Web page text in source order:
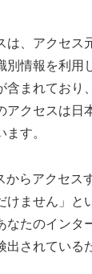
は、アクセス
別情報を利用
含まれており
アクセスは日
す。
からアクセス
けません」と
なたのインタ
出されている